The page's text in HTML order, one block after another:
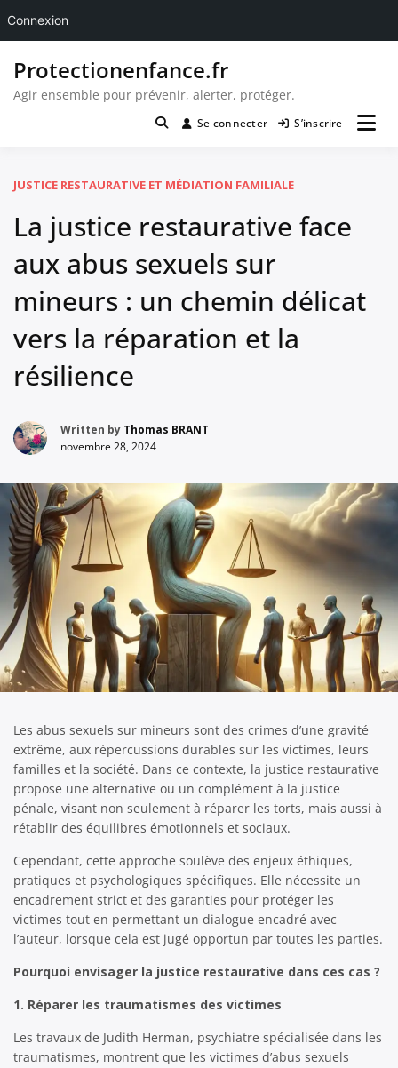
contenu
Protectionenfance.fr
Agir ensemble pour prévenir, alerter, protéger.
Se connecter S’inscrire
JUSTICE RESTAURATIVE ET MÉDIATION FAMILIALE
La justice restaurative face
aux abus sexuels sur
mineurs : un chemin délicat
vers la réparation et la
résilience
Written by Thomas BRANT
novembre 28, 2024
Les abus sexuels sur mineurs sont des crimes d’une gravité
extrême, aux répercussions durables sur les victimes, leurs
familles et la société. Dans ce contexte, la justice restaurative
propose une alternative ou un complément à la justice
pénale, visant non seulement à réparer les torts, mais aussi à
rétablir des équilibres émotionnels et sociaux.
Cependant, cette approche soulève des enjeux éthiques,
pratiques et psychologiques spécifiques. Elle nécessite un
encadrement strict et des garanties pour protéger les
victimes tout en permettant un dialogue encadré avec
l’auteur, lorsque cela est jugé opportun par toutes les parties.
Pourquoi envisager la justice restaurative dans ces cas ?
1. Réparer les traumatismes des victimes
Les travaux de Judith Herman, psychiatre spécialisée dans les
traumatismes, montrent que les victimes d’abus sexuels
Connexion